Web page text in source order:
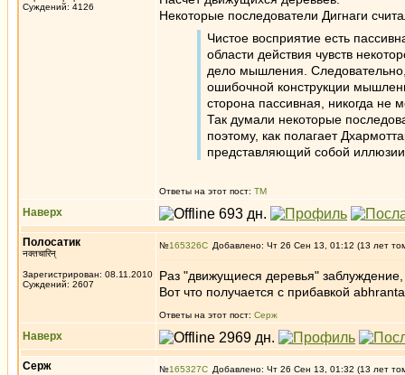
Суждений: 4126
Некоторые последователи Дигнаги
Чистое восприятие есть
области действия чувств
дело мышления.
ошибочной конструкции
сторона пассивная, никогда не
Так думали некоторые
поэтому, как полагает
представляющий собой
Ответы на этот пост: ТМ
Наверх
Полосатик
नक्तचारिन्
Зарегистрирован: 08.11.2010
Суждений: 2607
№165326 Добавлено: Чт 26 Сен 13, 01:12 (13 лет
Раз "движущиеся деревья"
Вот что получается с прибавкой
Ответы на этот пост: Серж
Наверх
Серж №165327 Добавлено: Чт 26 Сен 13, 01:32 (13 лет